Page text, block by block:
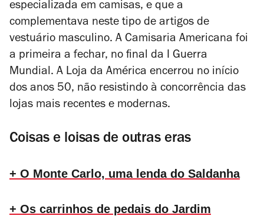
especializada em camisas, e que a
complementava neste tipo de artigos de
vestuário masculino. A Camisaria Americana foi
a primeira a fechar, no final da I Guerra
Mundial. A Loja da América encerrou no início
dos anos 50, não resistindo à concorrência das
lojas mais recentes e modernas.
Coisas e loisas de outras eras
+ O Monte Carlo, uma lenda do Saldanha
+ Os carrinhos de pedais do Jardim